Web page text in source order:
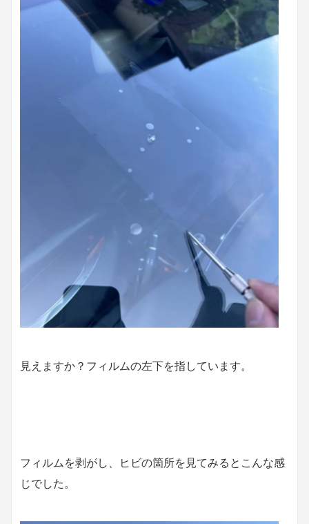
見えますか？フィルムの左下を指しています。
フィルムを剥がし、ヒビの箇所を見てみるとこんな感
じでした。